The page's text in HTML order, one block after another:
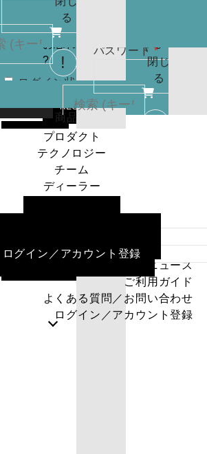
パスワードを
?
REGISTER
須
ログイン状
ログイン
パスワードを
?
る
カー
トに
商品
はあ
りま
せん
パスワード*必
須
ログイン
パスワードを
お忘れですか
?
( 0
)
閉じ
る
りま
せん
テクノロジー
チーム
ディーラー
ニュース
ご利用ガイド
よくある質問／お問い合わせ
ログイン／アカウント登録
プロダクト
テクノロジー
チーム
ディーラー
ログイン／アカウント登録